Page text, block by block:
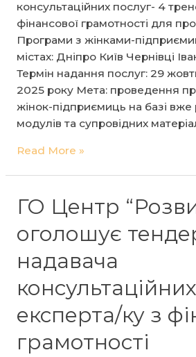
у
секторі
ягід
та
горіхів
України,
створена
за
UNIDO
консультаційних послуг- 4
фінансової грамотності для
Програми з жінками-
містах: Дніпро Київ Чернівці
Термін надання послуг: 29
2025 року Мета: проведення
жінок-підприємиць на базі
модулів та супровідних
ГО
КСВ”
з
партнером
–
Vision
Fund,
оголошує
на
Read More »
ГО Центр
оголошує
надавача
експерта/ку з
грамотності